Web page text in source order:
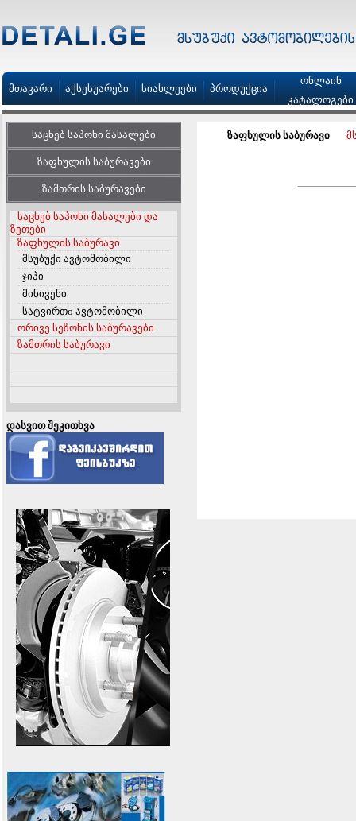
მთავარი აქსესუარები სიახლეები პროდუქცია
ონლაინ
კატალოგები
საცხებ საპოხი მასალები
ზაფხულის საბურავები
ზამთრის საბურავები
საცხებ საპოხი მასალები და
ზეთები
ზაფხულის საბურავი
მსუბუქი ავტომობილი
ჯიპი
მინივენი
სატვირთo ავტომობილი
ორივე სეზონის საბურავები
ზამთრის საბურავი
დასვით შეკითხვა
ზაფხულის საბურავი